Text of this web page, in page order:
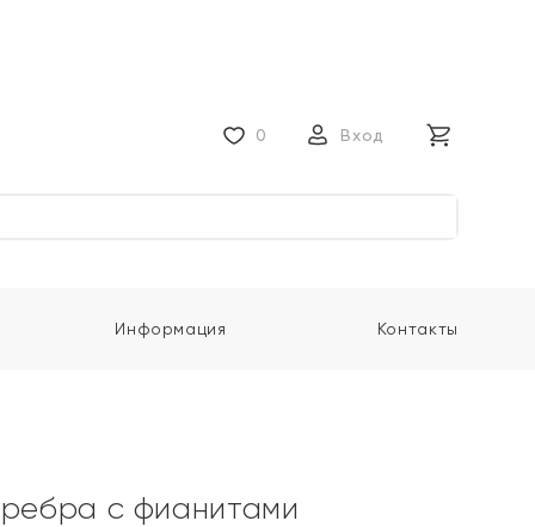
0 Вход
Информация Контакты
с фианитами